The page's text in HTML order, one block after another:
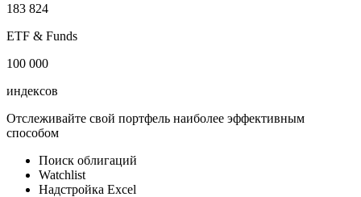
183 824
ETF & Funds
100 000
индексов
Отслеживайте свой портфель наиболее эффективным
способом
Поиск облигаций
Watchlist
Надстройка Excel